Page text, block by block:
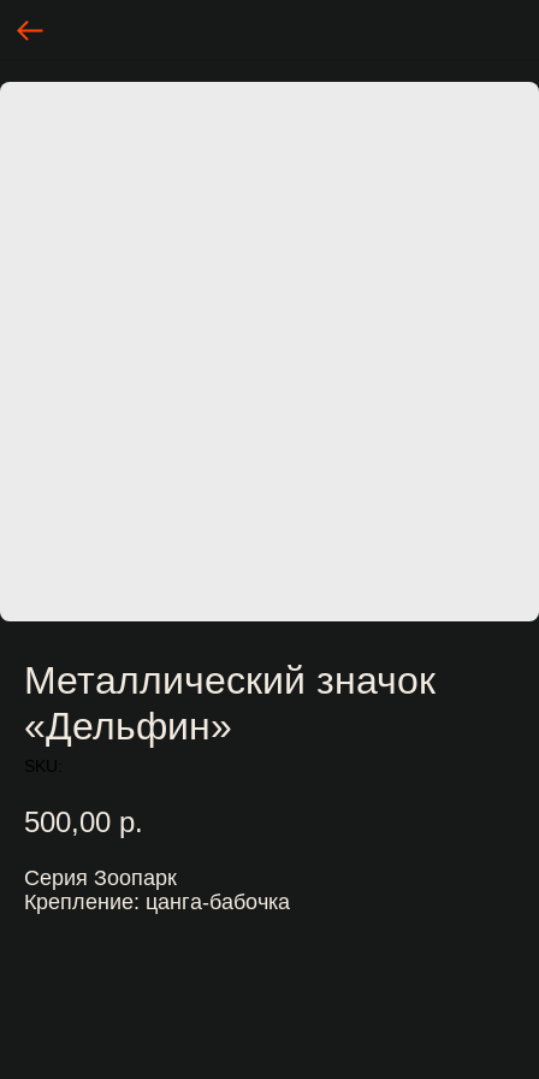
Металлический значок
«Дельфин»
SKU:
500,00 р.
Серия Зоопарк
Крепление: цанга-бабочка